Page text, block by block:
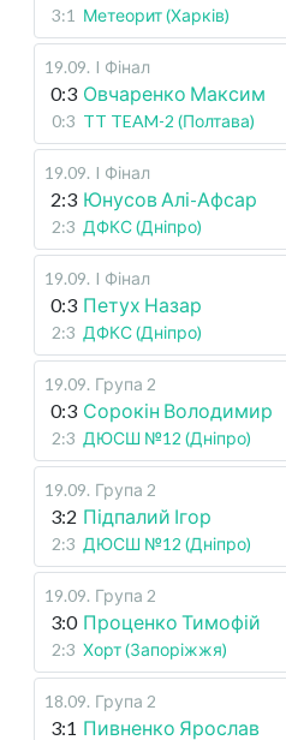
3:1 Метеорит (Харків)
19.09. I Фінал
0:3 Овчаренко Максим
0:3 TT TEAM-2 (Полтава)
19.09. I Фінал
2:3 Юнусов Алі-Афсар
2:3 ДФКС (Дніпро)
19.09. I Фінал
0:3 Петух Назар
2:3 ДФКС (Дніпро)
19.09. Група 2
0:3 Сорокін Володимир
2:3 ДЮСШ №12 (Дніпро)
19.09. Група 2
3:2 Підпалий Ігор
2:3 ДЮСШ №12 (Дніпро)
19.09. Група 2
3:0 Проценко Тимофій
2:3 Хорт (Запоріжжя)
18.09. Група 2
3:1 Пивненко Ярослав